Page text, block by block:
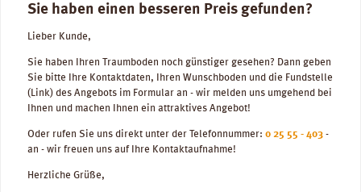
Sie haben einen besseren Preis gefunden?
Lieber Kunde,
Sie haben Ihren Traumboden noch günstiger gesehen? Dann geben
Sie bitte Ihre Kontaktdaten, Ihren Wunschboden und die Fundstelle
(Link) des Angebots im Formular an - wir melden uns umgehend bei
Ihnen und machen Ihnen ein attraktives Angebot!
Oder rufen Sie uns direkt unter der Telefonnummer: 0 25 55 - 403-
an - wir freuen uns auf Ihre Kontaktaufnahme!
Herzliche Grüße,